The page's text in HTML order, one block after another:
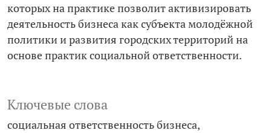
которых на практике позволит активизировать
деятельность бизнеса как субъекта молодёжной
политики и развития городских территорий на
основе практик социальной ответственности.
Ключевые слова
социальная ответственность бизнеса